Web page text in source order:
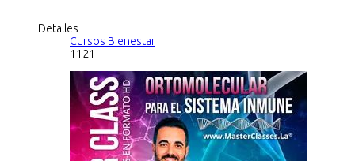
Detalles
Cursos Bienestar
1121